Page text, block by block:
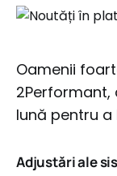
Oamenii
2Performant,
lună pentru
Adjustări ale